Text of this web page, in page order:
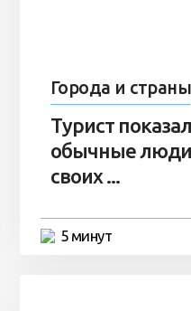
Города и страны
Турист
обычные люди
своих ...
5 минут